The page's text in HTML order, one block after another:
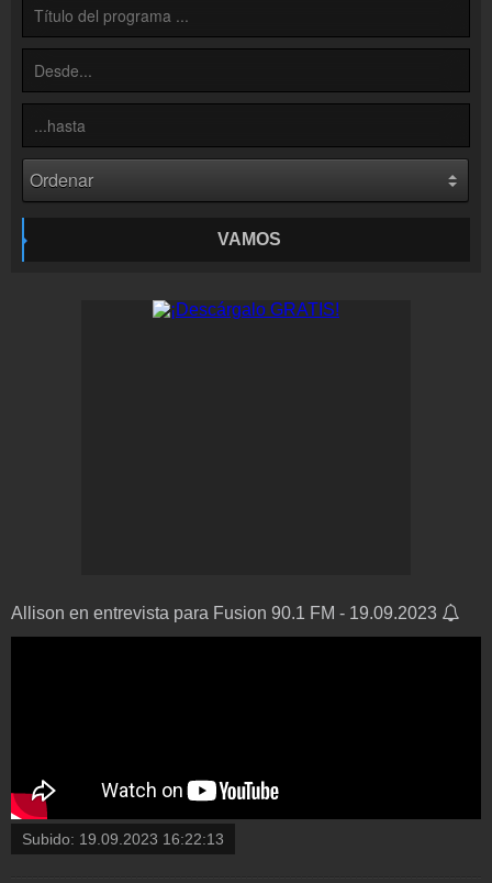
Inserción de la radio
Inclúyelo a tu sitio web
VAMOS
Allison en entrevista para Fusion 90.1 FM - 19.09.2023
Subido: 19.09.2023 16:22:13